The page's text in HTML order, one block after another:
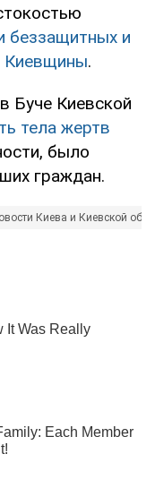
беззащитных и
Киевщины.
Буче Киевской
тела жертв
было
граждан.
Киева и Киевской